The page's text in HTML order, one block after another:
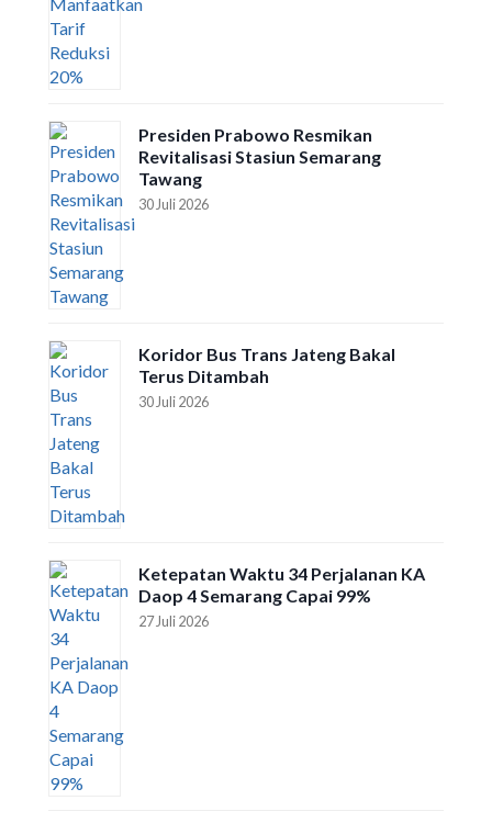
Presiden Prabowo Resmikan
Revitalisasi Stasiun Semarang
Tawang
30 Juli 2026
Koridor Bus Trans Jateng Bakal
Terus Ditambah
30 Juli 2026
Ketepatan Waktu 34 Perjalanan KA
Daop 4 Semarang Capai 99%
27 Juli 2026